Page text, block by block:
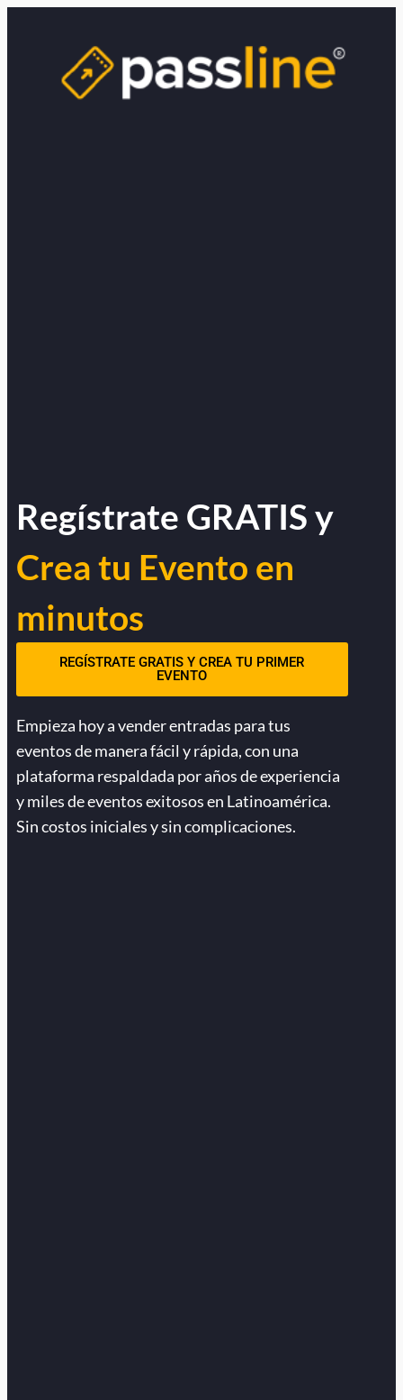
Regístrate GRATIS y
Crea tu Evento en
minutos
REGÍSTRATE GRATIS Y CREA TU PRIMER
EVENTO
Empieza hoy a vender entradas para tus
eventos de manera fácil y rápida, con una
plataforma respaldada por años de experiencia
y miles de eventos exitosos en Latinoamérica.
Sin costos iniciales y sin complicaciones.